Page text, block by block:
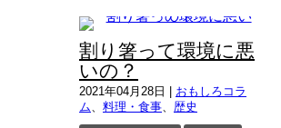
割り箸って環境に悪
いの？
2021年04月28日
おもしろコラ
ム、 料理・食事、 歴史